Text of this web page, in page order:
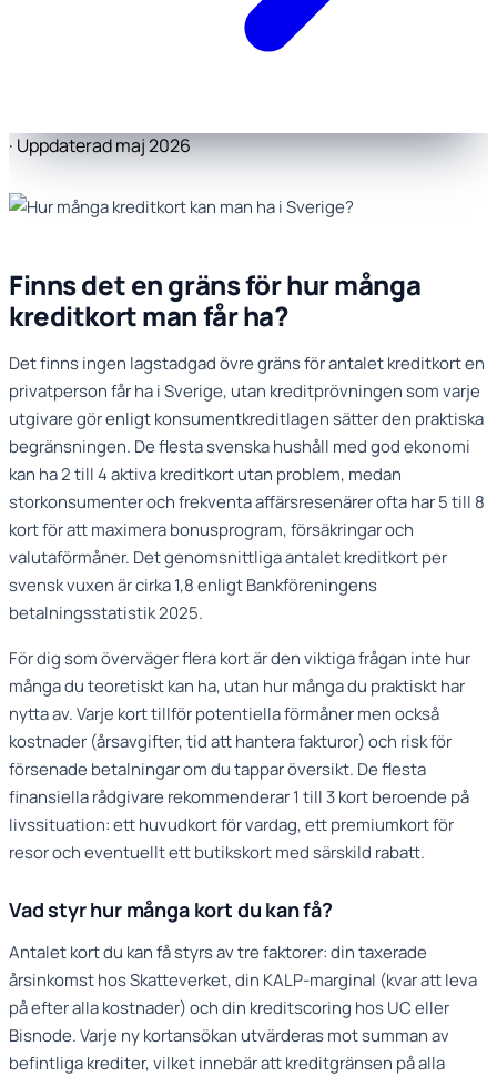
· Uppdaterad maj 2026
Finns det en gräns för hur många
kreditkort man får ha?
Det finns ingen lagstadgad övre gräns för antalet kreditkort en
privatperson får ha i Sverige, utan kreditprövningen som varje
utgivare gör enligt konsumentkreditlagen sätter den praktiska
begränsningen. De flesta svenska hushåll med god ekonomi
kan ha 2 till 4 aktiva kreditkort utan problem, medan
storkonsumenter och frekventa affärsresenärer ofta har 5 till 8
kort för att maximera bonusprogram, försäkringar och
valutaförmåner. Det genomsnittliga antalet kreditkort per
svensk vuxen är cirka 1,8 enligt Bankföreningens
betalningsstatistik 2025.
För dig som överväger flera kort är den viktiga frågan inte hur
många du teoretiskt kan ha, utan hur många du praktiskt har
nytta av. Varje kort tillför potentiella förmåner men också
kostnader (årsavgifter, tid att hantera fakturor) och risk för
försenade betalningar om du tappar översikt. De flesta
finansiella rådgivare rekommenderar 1 till 3 kort beroende på
livssituation: ett huvudkort för vardag, ett premiumkort för
resor och eventuellt ett butikskort med särskild rabatt.
Vad styr hur många kort du kan få?
Antalet kort du kan få styrs av tre faktorer: din taxerade
årsinkomst hos Skatteverket, din KALP-marginal (kvar att leva
på efter alla kostnader) och din kreditscoring hos UC eller
Bisnode. Varje ny kortansökan utvärderas mot summan av
befintliga krediter, vilket innebär att kreditgränsen på alla